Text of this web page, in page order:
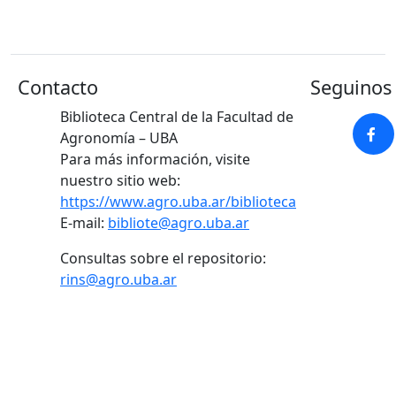
Contacto
Biblioteca Central de la Facultad de
Agronomía – UBA
Para más información, visite
nuestro sitio web:
https://www.agro.uba.ar/biblioteca
E-mail: bibliote@agro.uba.ar
Consultas sobre el repositorio:
rins@agro.uba.ar